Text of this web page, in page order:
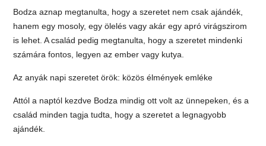
Bodza aznap megtanulta, hogy a szeretet nem csak ajándék,
hanem egy mosoly, egy ölelés vagy akár egy apró virágszirom
is lehet. A család pedig megtanulta, hogy a szeretet mindenki
számára fontos, legyen az ember vagy kutya.
Az anyák napi szeretet örök: közös élmények emléke
Attól a naptól kezdve Bodza mindig ott volt az ünnepeken, és a
család minden tagja tudta, hogy a szeretet a legnagyobb
ajándék.